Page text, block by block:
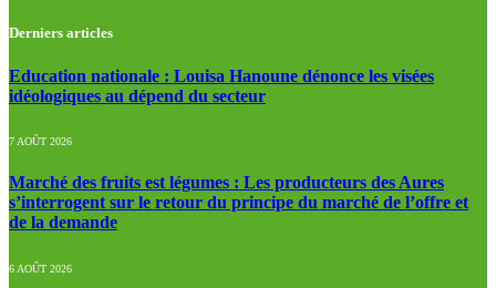
Derniers articles
Education nationale : Louisa Hanoune dénonce les visées
idéologiques au dépend du secteur
7 AOÛT 2026
Marché des fruits est légumes : Les producteurs des Aures
s’interrogent sur le retour du principe du marché de l’offre et
de la demande
6 AOÛT 2026